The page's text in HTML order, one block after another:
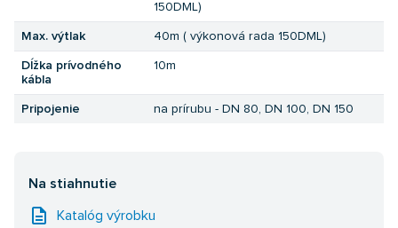
150DML)
Max. výtlak 40m ( výkonová rada 150DML)
Dĺžka prívodného
kábla
10m
Pripojenie na prírubu - DN 80, DN 100, DN 150
Na stiahnutie
description Katalóg výrobku